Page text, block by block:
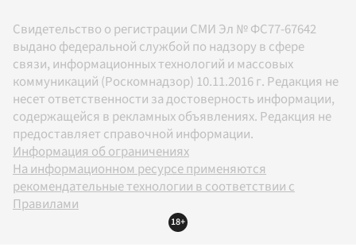
Свидетельство о регистрации СМИ Эл № ФС77-67642
выдано федеральной службой по надзору в сфере
связи, информационных технологий и массовых
коммуникаций (Роскомнадзор) 10.11.2016 г. Редакция не
несет ответственности за достоверность информации,
содержащейся в рекламных объявлениях. Редакция не
предоставляет справочной информации.
Информация об ограничениях
На информационном ресурсе применяются
рекомендательные технологии в соответствии с
Правилами
18+